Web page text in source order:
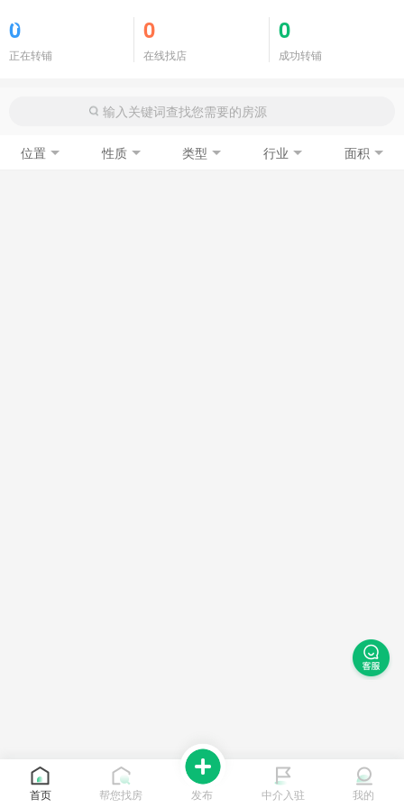
0
正在转铺
0
在线找店
0
成功转铺
位置 性质 类型 行业 面积
首页 帮您找房 发布 中介入驻 我的